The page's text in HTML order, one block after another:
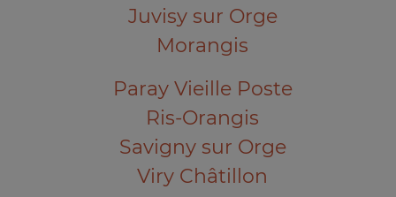
Juvisy sur Orge
Morangis
Paray Vieille Poste
Ris-Orangis
Savigny sur Orge
Viry Châtillon